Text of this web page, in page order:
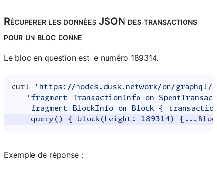
Récupérer les données JSON des transactions
pour un bloc donné
Le bloc en question est le numéro 189314.
curl
'https://nodes.dusk.network/on/graphql/
'fragment TransactionInfo on
fragment BlockInfo on Block {
query() { block(height: 189314)
Exemple de réponse :